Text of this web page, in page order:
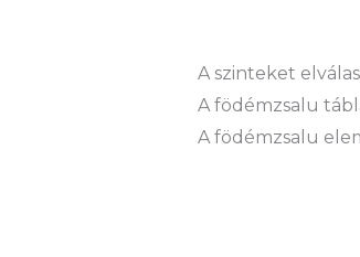
A szinteket
A födémzsalu
A födémzsalu